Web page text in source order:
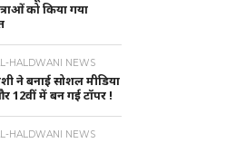
को किया गया
HALDWANI NEWS
ने बनाई सोशल मीडिया
12वीं में बन गई टॉपर !
HALDWANI NEWS